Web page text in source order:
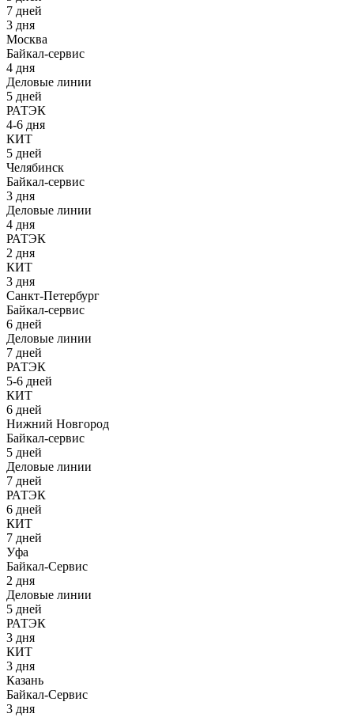
7 дней
3 дня
Москва
Байкал-сервис
4 дня
Деловые линии
5 дней
РАТЭК
4-6 дня
КИТ
5 дней
Челябинск
Байкал-сервис
3 дня
Деловые линии
4 дня
РАТЭК
2 дня
КИТ
3 дня
Санкт-Петербург
Байкал-сервис
6 дней
Деловые линии
7 дней
РАТЭК
5-6 дней
КИТ
6 дней
Нижний Новгород
Байкал-сервис
5 дней
Деловые линии
7 дней
РАТЭК
6 дней
КИТ
7 дней
Уфа
Байкал-Сервис
2 дня
Деловые линии
5 дней
РАТЭК
3 дня
КИТ
3 дня
Казань
Байкал-Сервис
3 дня